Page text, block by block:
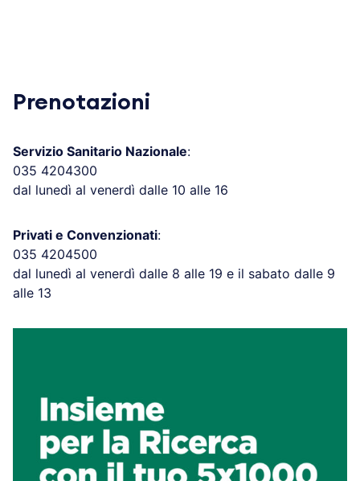
Prenotazioni
Servizio Sanitario Nazionale:
035 4204300
dal lunedì al venerdì dalle 10 alle 16
Privati e Convenzionati:
035 4204500
dal lunedì al venerdì dalle 8 alle 19 e il sabato dalle 9
alle 13